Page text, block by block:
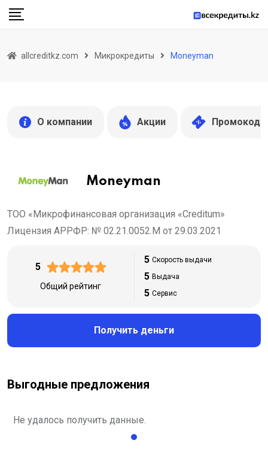
Skip
allcreditkz.com Микрокредиты Moneyman
О компании Акции Промокоды
Moneyman
ТОО «Микрофинансовая организация «Creditum»
Лицензия АРРФР: № 02.21.0052.М от 29.03.2021
5
Общий рейтинг
5 Скорость выдачи
5 Выдача
5 Сервис
Получить деньги
Выгодные предложения
Не удалось получить данные.